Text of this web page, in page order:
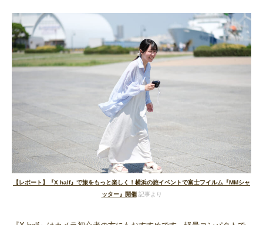
【レポート】『X half』で旅をもっと楽しく！横浜の旅イベントで富士フイルム『MMシャ
ッター』開催記事より